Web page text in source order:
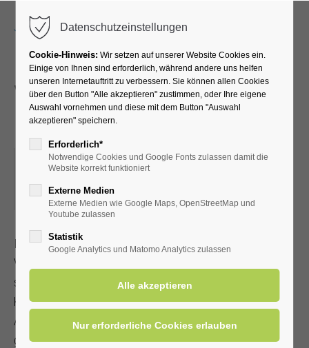
Vinyasa Yoga mit
Elementen des Yin Yoga
27.05.2024, 17:00–18:00
(BAUBETRIEBSHOF)
In dieser Yogaklasse werden fließende Elemente des
Vinyasa Yoga mit Elementen des Yin Yoga verbunden. Wir
starten mit fließenden Bewegungen bringen danach den
Körper und den Geist durch passive und langanhaltende
Asanas zur Ruhe. Für Anfänger und auch Fortgeschrittene
geeignet. Bitte eine rutschfeste Matte, bequeme Kleidung,
Datenschutzeinstellungen
Cookie-Hinweis: Wir setzen auf unserer Website Cookies ein.
Einige von Ihnen sind erforderlich, während andere uns helfen
unseren Internetauftritt zu verbessern. Sie können allen Cookies
über den Button "Alle akzeptieren" zustimmen, oder Ihre eigene
Auswahl vornehmen und diese mit dem Button "Auswahl
akzeptieren" speichern.
Erforderlich*
Notwendige Cookies und Google Fonts zulassen damit die
Website korrekt funktioniert
Externe Medien
Externe Medien wie Google Maps, OpenStreetMap und
Youtube zulassen
Statistik
Google Analytics und Matomo Analytics zulassen